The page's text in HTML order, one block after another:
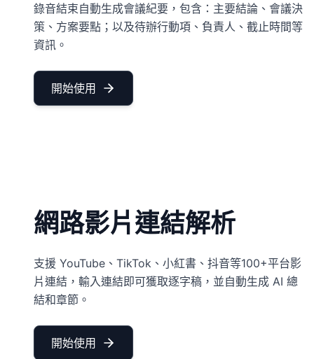
錄音結束自動生成會議紀要，包含：主要結論、會議決
策、方案要點；以及待辦行動項、負責人、截止時間等
資訊。
開始使用
網路影片連結解析
支援 YouTube、TikTok、小紅書、抖音等100+平台影
片連結，輸入連結即可獲取逐字稿，並自動生成 AI 總
結和章節。
開始使用